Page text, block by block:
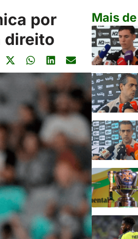
por
direito
Mais